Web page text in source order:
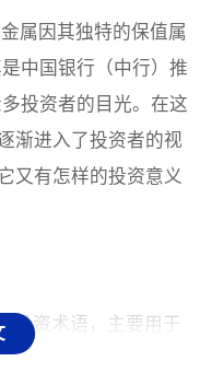
属因其独特的保值属
中国银行（中行）推
投资者的目光。在这
渐进入了投资者的视
又有怎样的投资意义
投资术语，主要用于
行新一轮交易之前，